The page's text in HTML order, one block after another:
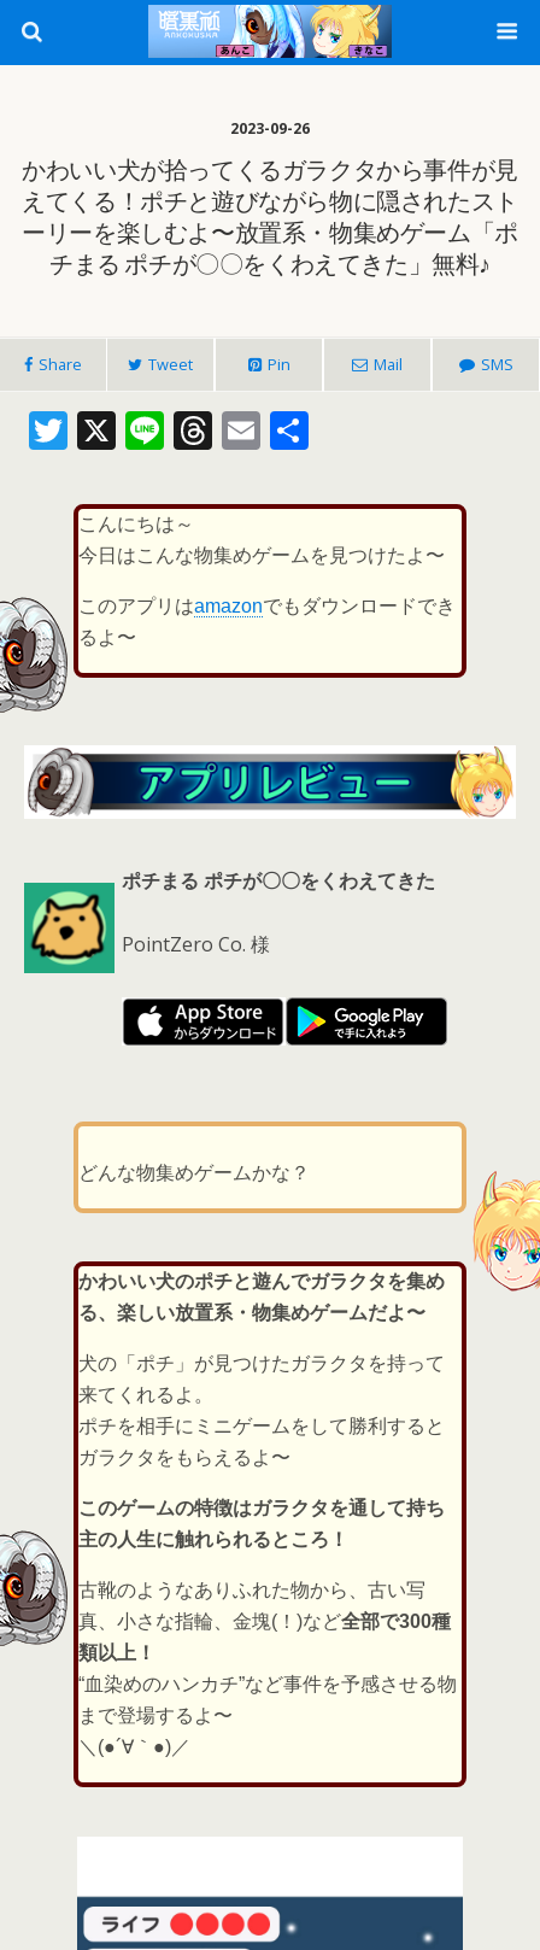
2023-09-26
かわいい犬が拾ってくるガラクタから事件が見
えてくる！ポチと遊びながら物に隠されたスト
ーリーを楽しむよ〜放置系・物集めゲーム「ポ
チまる ポチが〇〇をくわえてきた」無料♪
Share Tweet Pin Mail SMS
T
itt
er
X Li
e
T
re
a
s
E
ai
l
こんにちは～
今日はこんな物集めゲームを見つけたよ〜
このアプリはamazonでもダウンロードでき
るよ〜
ポチまる ポチが〇〇をくわえてきた
PointZero Co. 様
どんな物集めゲームかな？
かわいい犬のポチと遊んでガラクタを集め
る、楽しい放置系・物集めゲームだよ〜
犬の「ポチ」が見つけたガラクタを持って
来てくれるよ。
ポチを相手にミニゲームをして勝利すると
ガラクタをもらえるよ〜
このゲームの特徴はガラクタを通して持ち
主の人生に触れられるところ！
古靴のようなありふれた物から、古い写
真、小さな指輪、金塊(！)など全部で300種
類以上！
“血染めのハンカチ”など事件を予感させる物
まで登場するよ〜
＼(●´∀｀●)／